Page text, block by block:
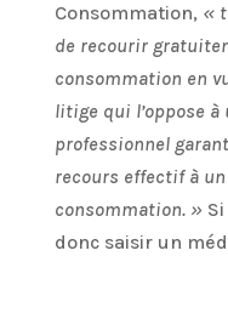
Consommation, «
de recourir
consommation en
litige qui l’oppose
professionnel
recours effectif à
consommation. »Si
donc saisir un